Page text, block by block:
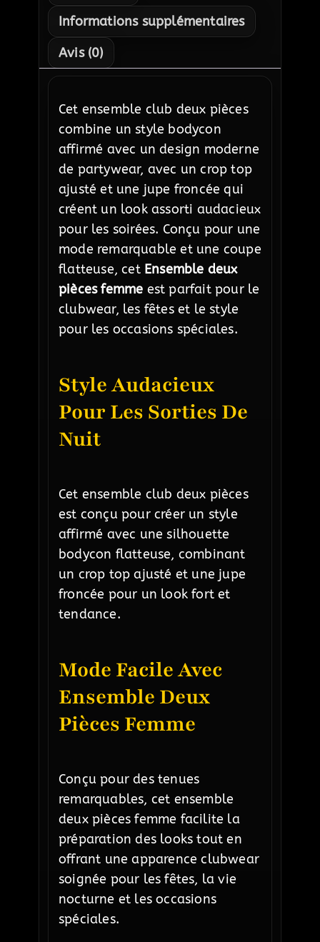
Informations supplémentaires
Avis (0)
Cet ensemble club deux pièces
combine un style bodycon
affirmé avec un design moderne
de partywear, avec un crop top
ajusté et une jupe froncée qui
créent un look assorti audacieux
pour les soirées. Conçu pour une
mode remarquable et une coupe
flatteuse, cet Ensemble deux
pièces femme est parfait pour le
clubwear, les fêtes et le style
pour les occasions spéciales.
Style Audacieux
Pour Les Sorties De
Nuit
Cet ensemble club deux pièces
est conçu pour créer un style
affirmé avec une silhouette
bodycon flatteuse, combinant
un crop top ajusté et une jupe
froncée pour un look fort et
tendance.
Mode Facile Avec
Ensemble Deux
Pièces Femme
Conçu pour des tenues
remarquables, cet ensemble
deux pièces femme facilite la
préparation des looks tout en
offrant une apparence clubwear
soignée pour les fêtes, la vie
nocturne et les occasions
spéciales.